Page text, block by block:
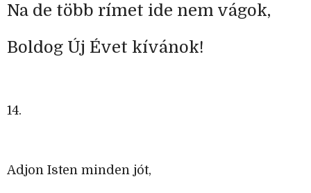
Na de több rímet ide nem vágok,
Boldog Új Évet kívánok!
14.
Adjon Isten minden jót,